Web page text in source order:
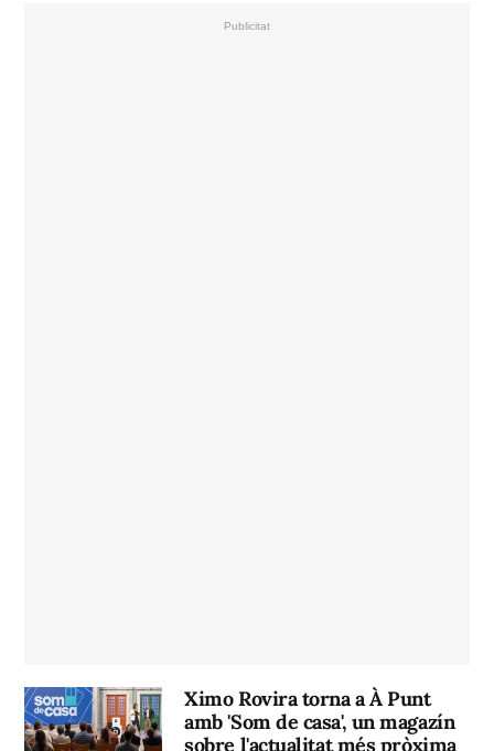
Ximo Rovira torna a À Punt
amb 'Som de casa', un magazín
sobre l'actualitat més pròxima